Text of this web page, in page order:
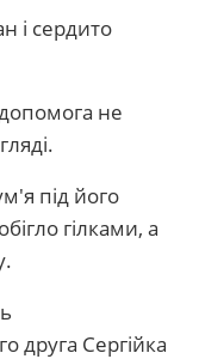
і сердито
не
під його
гілками, а
друга Сергійка